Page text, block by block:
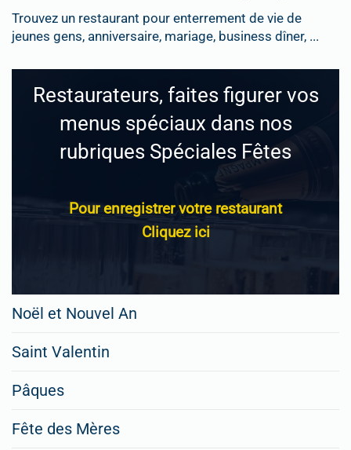
Trouvez un restaurant pour enterrement de vie de
jeunes gens, anniversaire, mariage, business dîner, ...
Restaurateurs, faites figurer vos
menus spéciaux dans nos
rubriques Spéciales Fêtes
Pour enregistrer votre restaurant
Cliquez ici
Noël et Nouvel An
Saint Valentin
Pâques
Fête des Mères